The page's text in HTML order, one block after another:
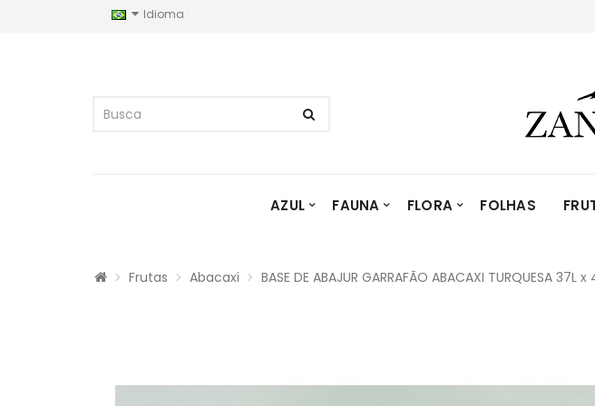
Idioma
AZUL FAUNA FLORA FOLHAS
Frutas Abacaxi BASE DE ABAJUR GARRAFÃO ABACAXI TURQUESA 37L